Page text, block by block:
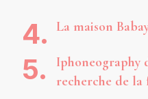
La maison
Iphoneography
recherche de